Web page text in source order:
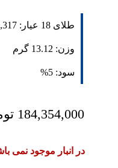
طلای 18 عیار:
وزن: 13.12 گرم
سود: 5%
184,354,000
در انبار موجود نمی